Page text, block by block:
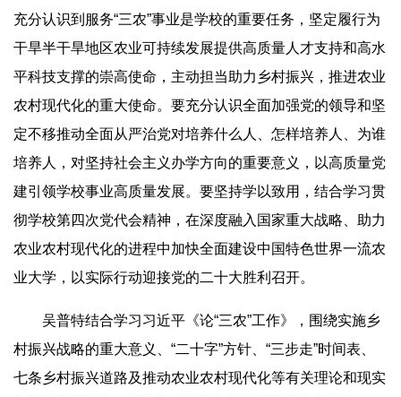
充分认识到服务“三农”事业是学校的重要任务，坚定履行为
干旱半干旱地区农业可持续发展提供高质量人才支持和高水
平科技支撑的崇高使命，主动担当助力乡村振兴，推进农业
农村现代化的重大使命。要充分认识全面加强党的领导和坚
定不移推动全面从严治党对培养什么人、怎样培养人、为谁
培养人，对坚持社会主义办学方向的重要意义，以高质量党
建引领学校事业高质量发展。要坚持学以致用，结合学习贯
彻学校第四次党代会精神，在深度融入国家重大战略、助力
农业农村现代化的进程中加快全面建设中国特色世界一流农
业大学，以实际行动迎接党的二十大胜利召开。
吴普特结合学习习近平《论“三农”工作》，围绕实施乡
村振兴战略的重大意义、“二十字”方针、“三步走”时间表、
七条乡村振兴道路及推动农业农村现代化等有关理论和现实